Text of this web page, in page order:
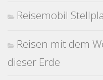
Reisemobil
Reisen mit dem
dieser Erde